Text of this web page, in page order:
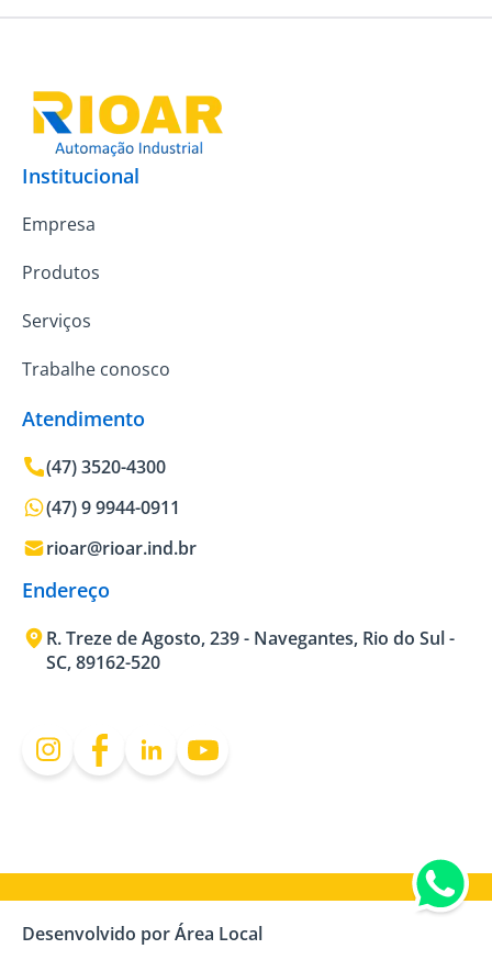
Institucional
Empresa
Produtos
Serviços
Trabalhe conosco
Atendimento
(47) 3520-4300
(47) 9 9944-0911
rioar@rioar.ind.br
Endereço
R. Treze de Agosto, 239 - Navegantes, Rio do Sul -
SC, 89162-520
Desenvolvido por Área Local